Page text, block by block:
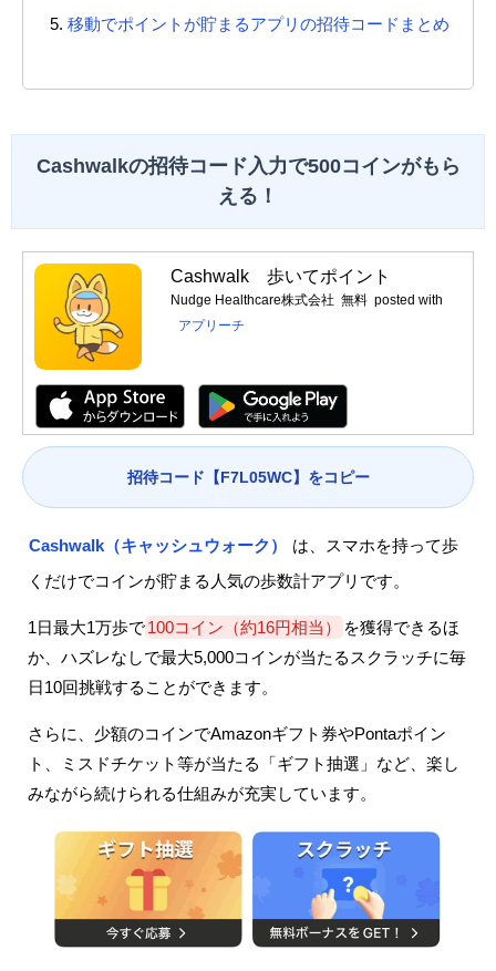
移動でポイントが貯まるアプリの招待コードまとめ
Cashwalkの招待コード入力で500コインがもら
える！
Cashwalk 歩いてポイント
Nudge Healthcare株式会社 無料 posted with
アプリーチ
招待コード【F7L05WC】をコピー
Cashwalk（キャッシュウォーク）
は、スマホを持って歩
くだけでコインが貯まる人気の歩数計アプリです。
1日最大1万歩で100コイン（約16円相当）
を獲得できるほ
か、ハズレなしで最大5,000コインが当たるスクラッチに毎
日10回挑戦することができます。
さらに、少額のコインでAmazonギフト券やPontaポイン
ト、ミスドチケット等が当たる「ギフト抽選」など、楽し
みながら続けられる仕組みが充実しています。